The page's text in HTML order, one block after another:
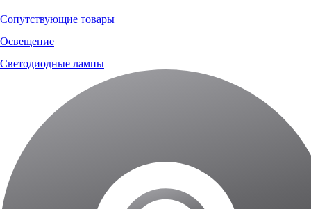
Сопутствующие товары
Освещение
Светодиодные лампы